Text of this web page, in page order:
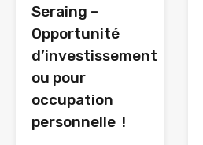
Seraing –
Opportunité
d’investissement
ou pour
occupation
personnelle !